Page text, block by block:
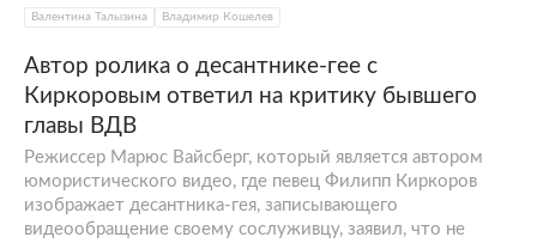
Валентина Талызина Владимир Кошелев
Автор ролика о десантнике-гее с
Киркоровым ответил на критику бывшего
главы ВДВ
Режиссер Марюс Вайсберг, который является автором
юмористического видео, где певец Филипп Киркоров
изображает десантника-гея, записывающего
видеообращение своему сослуживцу, заявил, что не